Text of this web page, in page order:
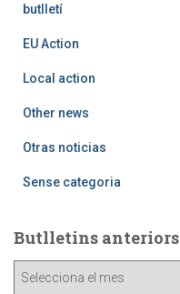
butlletí
EU Action
Local action
Other news
Otras noticias
Sense categoria
Butlletins anteriors